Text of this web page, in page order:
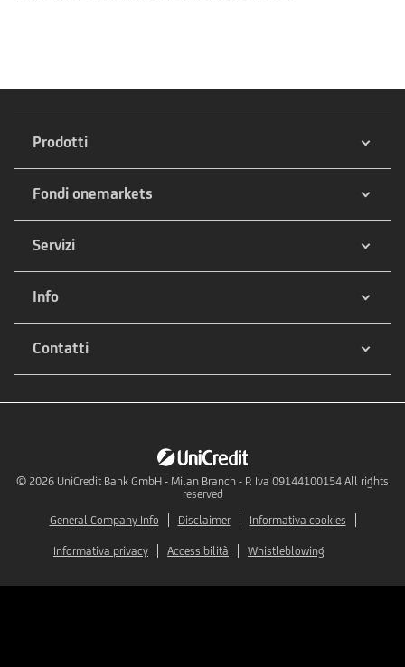
Prodotti
Fondi onemarkets
Servizi
Info
Contatti
© 2026 UniCredit Bank GmbH - Milan Branch - P. Iva 09144100154 All rights
reserved
General Company Info
Disclaimer Informativa cookies
Informativa privacy Accessibilità Whistleblowing